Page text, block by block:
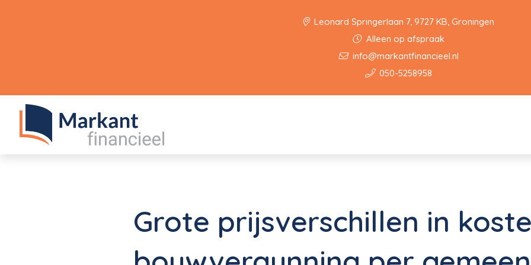
Leonard Springerlaan 7, 9727 KB, Groningen
Alleen op afspraak
info@markantfinancieel.nl
050-5258958
Grote prijsverschillen in